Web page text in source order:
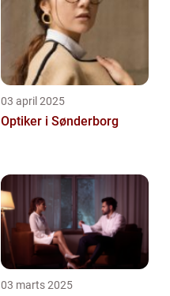
03 april 2025
Optiker i Sønderborg
03 marts 2025